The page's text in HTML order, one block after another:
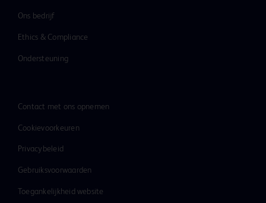
Ons bedrijf
Ethics & Compliance
Ondersteuning
Contact met ons opnemen
Cookievoorkeuren
Privacybeleid
Gebruiksvoorwaarden
Toegankelijkheid website